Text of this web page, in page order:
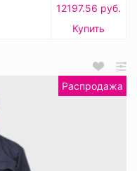
12197.56 руб.
Купить
Распродажа